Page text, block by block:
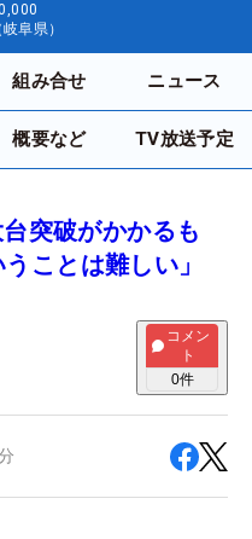
阜県）
組み合せ ニュース
概要など TV放送予定
突破がかかるも
ことは難しい」
コメン
ト
0件